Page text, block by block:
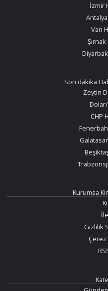
İzmir
Van
Son dakika
Zeytin
CHP
Kurumsa
Gizlilik
Çerez